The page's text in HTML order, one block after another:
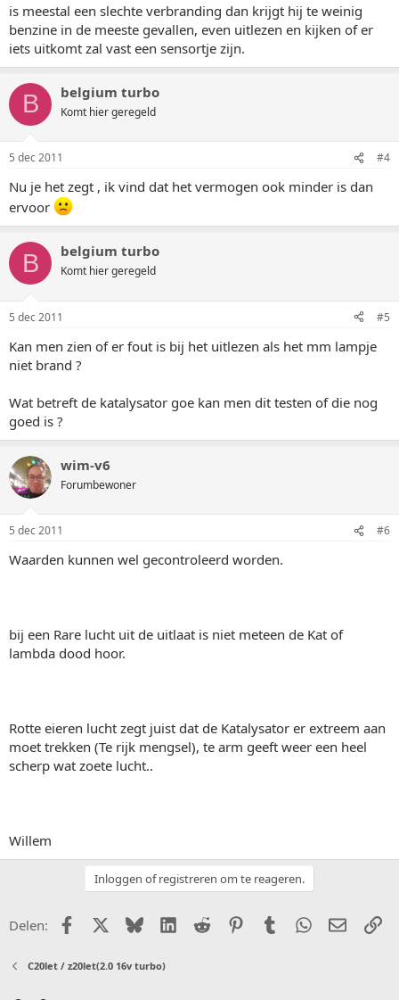
is meestal een slechte verbranding dan krijgt hij te weinig
benzine in de meeste gevallen, even uitlezen en kijken of er
iets uitkomt zal vast een sensortje zijn.
B belgium turbo
Komt hier geregeld
5 dec 2011 #4
Nu je het zegt , ik vind dat het vermogen ook minder is dan
ervoor
B belgium turbo
Komt hier geregeld
5 dec 2011 #5
Kan men zien of er fout is bij het uitlezen als het mm lampje
niet brand ?
Wat betreft de katalysator goe kan men dit testen of die nog
goed is ?
wim-v6
Forumbewoner
5 dec 2011 #6
Waarden kunnen wel gecontroleerd worden.
bij een Rare lucht uit de uitlaat is niet meteen de Kat of
lambda dood hoor.
Rotte eieren lucht zegt juist dat de Katalysator er extreem aan
moet trekken (Te rijk mengsel), te arm geeft weer een heel
scherp wat zoete lucht..
Willem
Inloggen of registreren om te reageren.
Delen: FacebookX (Twitter)
BlueskyLinkedIn
Reddit PinterestTumblr WhatsApp
E-mail
C20let / z20let(2.0 16v turbo)